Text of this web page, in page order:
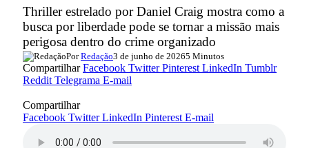
Thriller estrelado por Daniel Craig mostra como a
busca por liberdade pode se tornar a missão mais
perigosa dentro do crime organizado
Por Redação3 de junho de 20265 Minutos
CompartilharFacebook Twitter Pinterest LinkedIn Tumblr
Reddit Telegrama E-mail
Compartilhar
Facebook Twitter LinkedIn Pinterest E-mail